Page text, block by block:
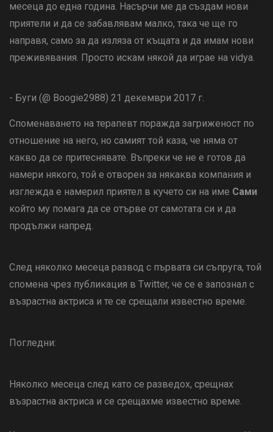
месеца до една година. Насърчи ме да създам нови
приятели и да се забавлявам малко, така че ще го
направя, само за да изляза от къщата и да имам нови
преживявания. Просто искам някой да играе на vidya.
- Буги (@ Boogie2988) 21 декември 2017 г.
Споменаването на терапевт поражда загриженост по
отношение на него, но самият той каза, че няма от
какво да се притеснявате. Въпреки че не е готов да
намери някого, той е отворен за някаква компания и
изглежда е намерил приятел в кучето си на име Сами
който му помага да се отърве от самотата си и да
продължи напред.
След няколко месеца развод с първата си съпруга, той
спомена чрез публикация в Twitter, че се е запознал с
възрастна актриса и те се срещали известно време.
Погледни:
Няколко месеца след като се разведох, срещнах
възрастна актриса и се срещахме известно време.